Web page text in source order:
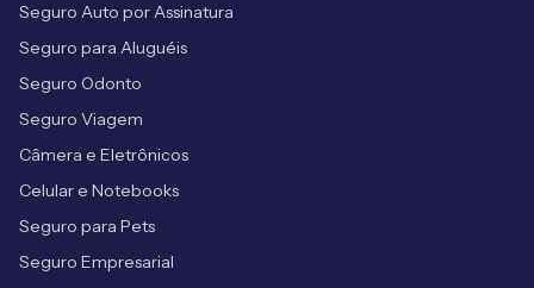
Seguro Auto por Assinatura
Seguro para Aluguéis
Seguro Odonto
Seguro Viagem
Câmera e Eletrônicos
Celular e Notebooks
Seguro para Pets
Seguro Empresarial